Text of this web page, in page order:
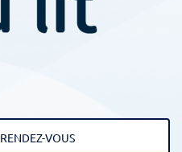
VOUS